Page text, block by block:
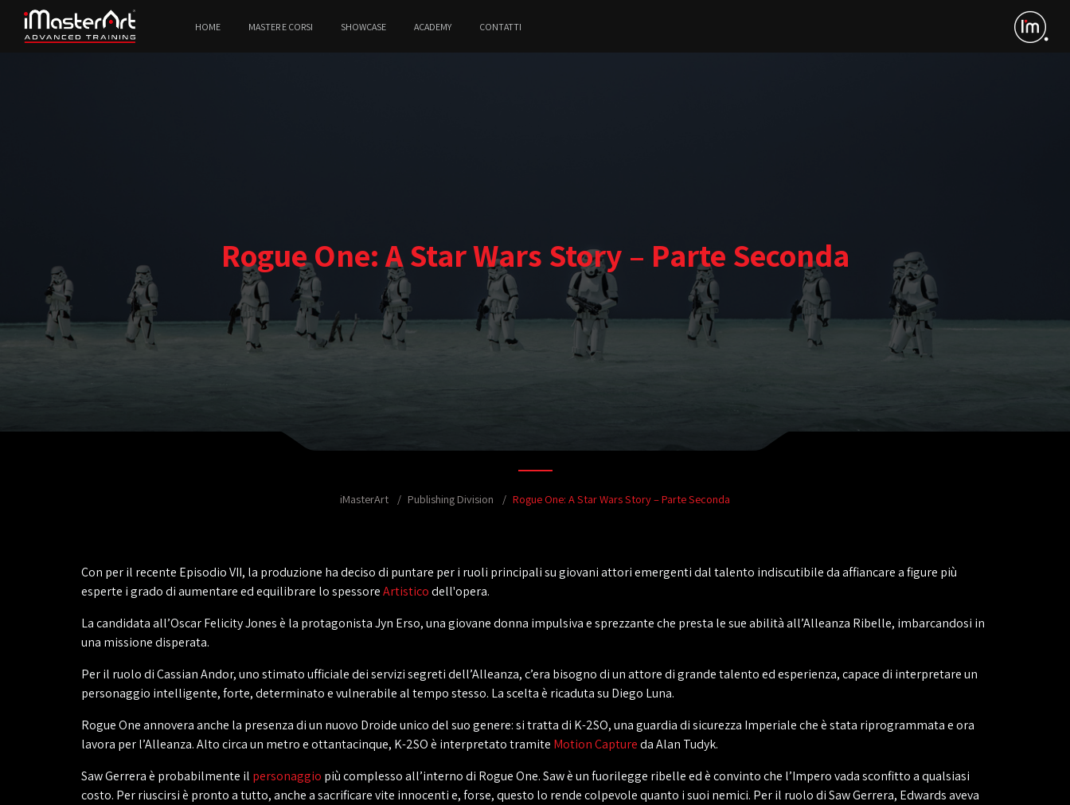
HOME MASTER E CORSI SHOWCASE ACADEMY CONTATTI
Rogue One: A Star Wars Story – Parte Seconda
iMasterArt Publishing Division Rogue One: A Star Wars Story – Parte Seconda
Con per il recente Episodio VII, la produzione ha deciso di puntare per i ruoli principali su giovani attori emergenti dal talento indiscutibile da affiancare a figure più
esperte i grado di aumentare ed equilibrare lo spessoreArtisticodell'opera.
La candidata all’Oscar Felicity Jones è la protagonista Jyn Erso, una giovane donna impulsiva e sprezzante che presta le sue abilità all’Alleanza Ribelle, imbarcandosi in
una missione disperata.
Per il ruolo di Cassian Andor, uno stimato ufficiale dei servizi segreti dell’Alleanza, c’era bisogno di un attore di grande talento ed esperienza, capace di interpretare un
personaggio intelligente, forte, determinato e vulnerabile al tempo stesso. La scelta è ricaduta su Diego Luna.
Rogue One annovera anche la presenza di un nuovo Droide unico del suo genere: si tratta di K-2SO, una guardia di sicurezza Imperiale che è stata riprogrammata e ora
lavora per l’Alleanza. Alto circa un metro e ottantacinque, K-2SO è interpretato tramite Motion Captureda Alan Tudyk.
Saw Gerrera è probabilmente il personaggio più complesso all’interno di Rogue One. Saw è un fuorilegge ribelle ed è convinto che l’Impero vada sconfitto a qualsiasi
costo. Per riuscirsi è pronto a tutto, anche a sacrificare vite innocenti e, forse, questo lo rende colpevole quanto i suoi nemici. Per il ruolo di Saw Gerrera, Edwards aveva